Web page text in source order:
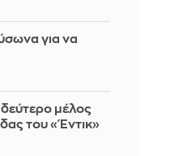
για να
μέλος
του «Έντικ»